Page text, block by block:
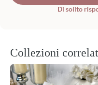
Di solito
Collezioni